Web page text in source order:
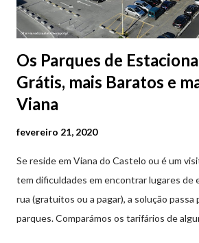
Os Parques de
Grátis, mais Baratos e
Viana
fevereiro 21, 2020
Se reside em Viana do Castelo ou é um
tem dificuldades em encontrar lugares de
rua (gratuitos ou a pagar), a solução passa
parques. Comparámos os tarifários de